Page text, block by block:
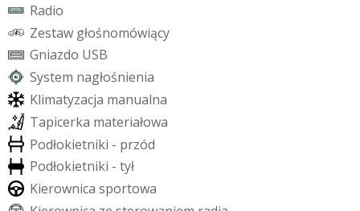
Radio
Zestaw głośnomówiący
Gniazdo USB
System nagłośnienia
Klimatyzacja manualna
Tapicerka materiałowa
Podłokietniki - przód
Podłokietniki - tył
Kierownica sportowa